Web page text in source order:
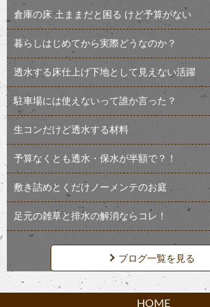
倉庫の床 土ままだと困る けど予算がない
暮らしはじめてから実際どうなのか？
透水する床仕上げ下地として見えない活躍
駐車場には使えないって誰か言った？
生コンだけど透水する材料
予算なくとも透水・保水が半額で？！
敷き詰めとくだけノーメンテのお庭
足元の雑草と排水の解消ならコレ！
ブログ一覧を見る
HOME